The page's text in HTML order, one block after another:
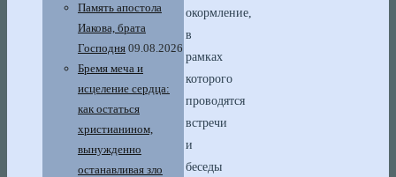
окормление,
в
рамках
которого
проводятся
встречи
и
беседы
Память апостола
Иакова, брата
Господня 09.08.2026
Бремя меча и
исцеление сердца:
как остаться
христианином,
вынужденно
останавливая зло